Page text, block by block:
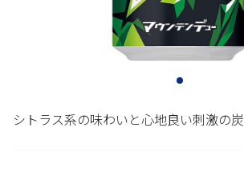
シトラス系の味わいと心地良い刺激の